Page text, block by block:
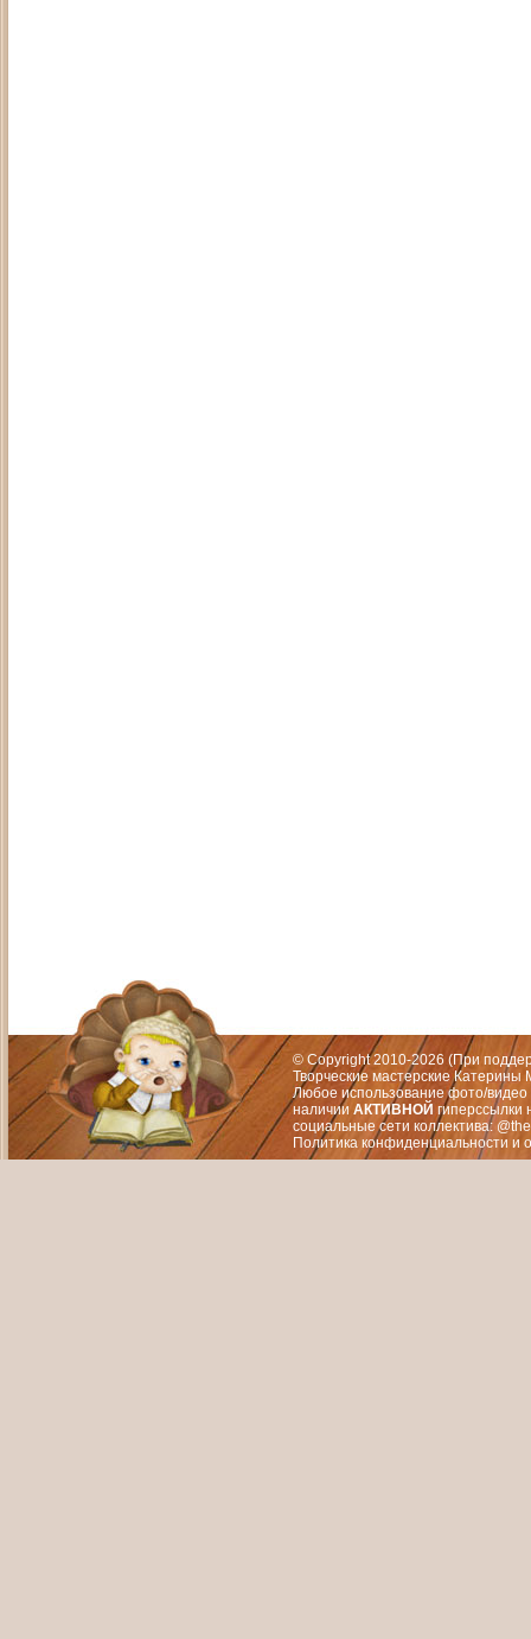
© Copyright 2010-2026 (При
Творческие мастерские
Любое использование фото/видео
наличии АКТИВНОЙ гиперссылки
социальные сети коллектива:
Политика конфиденциальности и